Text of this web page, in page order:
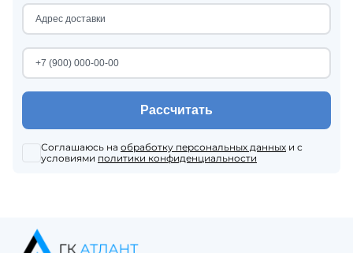
Рассчитать
Соглашаюсь на обработку персональных данных и с
условиями политики конфиденциальности